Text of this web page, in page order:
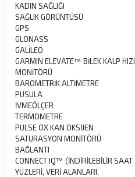
KADIN SAĞLIĞI
SAĞLIK GÖRÜNTÜSÜ
GPS
GLONASS
GALİLEO
GARMIN ELEVATE™ BİLEK KALP HIZI
MONİTÖRÜ
BAROMETRİK ALTİMETRE
PUSULA
İVMEÖLÇER
TERMOMETRE
PULSE OX KAN OKSİJEN
SATURASYON MONİTÖRÜ
BAĞLANTI
CONNECT IQ™ (İNDİRİLEBİLİR SAAT
YÜZLERİ, VERİ ALANLARI,